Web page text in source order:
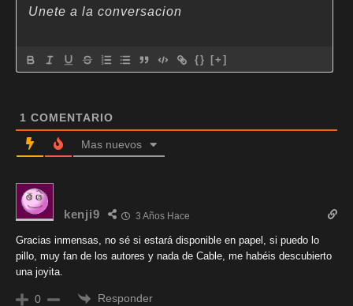
{} [+]
1 COMENTARIO
Mas nuevos
kenji9 3 Años Hace
Gracias inmensas, no sé si estará disponible en papel, si puedo lo
pillo, muy fan de los autores y nada de Cable, me habéis descubierto
una joyita.
0 Responder